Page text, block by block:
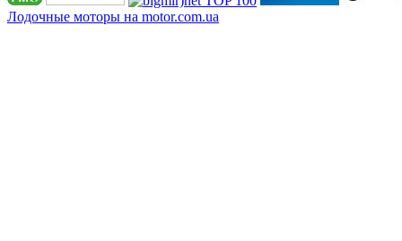
Лодочные моторы на motor.com.ua